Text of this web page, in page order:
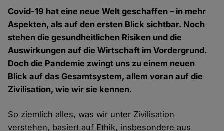
Covid-19 hat eine neue Welt geschaffen – in mehr
Aspekten, als auf den ersten Blick sichtbar. Noch
stehen die gesundheitlichen Risiken und die
Auswirkungen auf die Wirtschaft im Vordergrund.
Doch die Pandemie zwingt uns zu einem neuen
Blick auf das Gesamtsystem, allem voran auf die
Zivilisation, wie wir sie kennen.
So ziemlich alles, was wir unter Zivilisation
verstehen, basiert auf Ethik, insbesondere aus